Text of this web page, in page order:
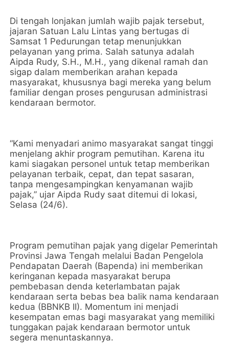
Di tengah lonjakan jumlah wajib pajak tersebut,
jajaran Satuan Lalu Lintas yang bertugas di
Samsat 1 Pedurungan tetap menunjukkan
pelayanan yang prima. Salah satunya adalah
Aipda Rudy, S.H., M.H., yang dikenal ramah dan
sigap dalam memberikan arahan kepada
masyarakat, khususnya bagi mereka yang belum
familiar dengan proses pengurusan administrasi
kendaraan bermotor.
“Kami menyadari animo masyarakat sangat tinggi
menjelang akhir program pemutihan. Karena itu
kami siagakan personel untuk tetap memberikan
pelayanan terbaik, cepat, dan tepat sasaran,
tanpa mengesampingkan kenyamanan wajib
pajak,” ujar Aipda Rudy saat ditemui di lokasi,
Selasa (24/6).
Program pemutihan pajak yang digelar Pemerintah
Provinsi Jawa Tengah melalui Badan Pengelola
Pendapatan Daerah (Bapenda) ini memberikan
keringanan kepada masyarakat berupa
pembebasan denda keterlambatan pajak
kendaraan serta bebas bea balik nama kendaraan
kedua (BBNKB II). Momentum ini menjadi
kesempatan emas bagi masyarakat yang memiliki
tunggakan pajak kendaraan bermotor untuk
segera menuntaskannya.